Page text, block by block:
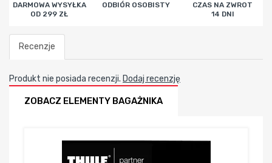
DARMOWA WYSYŁKA
OD 299 ZŁ
ODBIÓR OSOBISTY
CZAS NA ZWROT
14 DNI
Recenzje
Produkt nie posiada recenzji. Dodaj recenzję
ZOBACZ ELEMENTY BAGAŻNIKA